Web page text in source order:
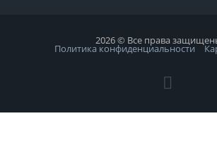
2026 © Все права
Политика конфиденциальности